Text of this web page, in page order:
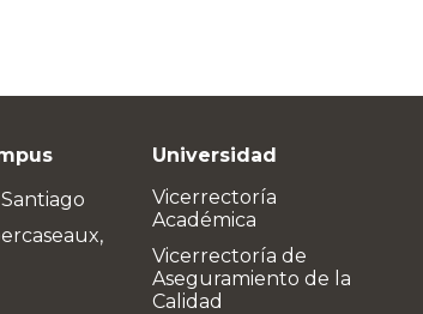
Universidad
Vicerrectoría
Académica
Vicerrectoría de
Aseguramiento de la
Calidad